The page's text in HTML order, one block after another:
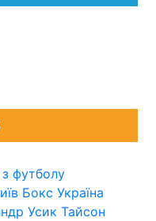
з футболу
Бокс Україна
Усик Тайсон